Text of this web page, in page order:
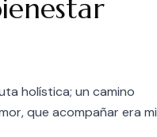
holística; un camino
que acompañar era mi